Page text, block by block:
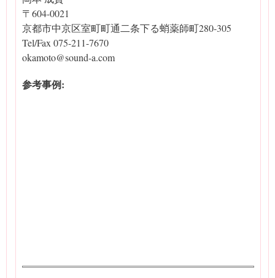
〒604-0021
京都市中京区室町町通二条下る蛸薬師町280-305
Tel/Fax 075-211-7670
okamoto@sound-a.com
参考事例: